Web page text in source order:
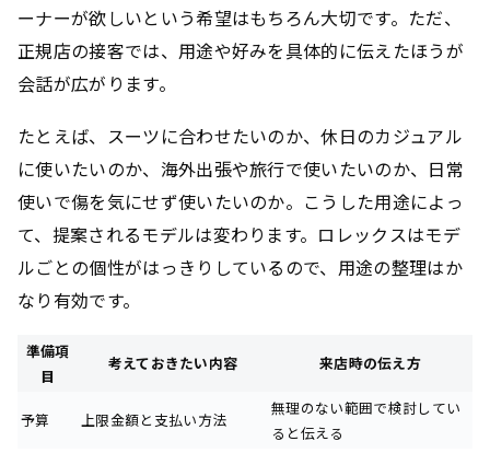
ーナーが欲しいという希望はもちろん大切です。ただ、
正規店の接客では、用途や好みを具体的に伝えたほうが
会話が広がります。
たとえば、スーツに合わせたいのか、休日のカジュアル
に使いたいのか、海外出張や旅行で使いたいのか、日常
使いで傷を気にせず使いたいのか。こうした用途によっ
て、提案されるモデルは変わります。ロレックスはモデ
ルごとの個性がはっきりしているので、用途の整理はか
なり有効です。
準備項
目
考えておきたい内容 来店時の伝え方
予算 上限金額と支払い方法
無理のない範囲で検討してい
ると伝える